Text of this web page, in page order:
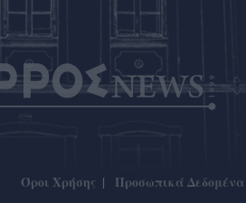
Όροι Χρήσης Προσωπικά Δεδομένα